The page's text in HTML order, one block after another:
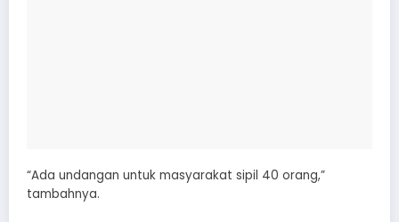
“Ada undangan untuk masyarakat sipil 40 orang,”
tambahnya.